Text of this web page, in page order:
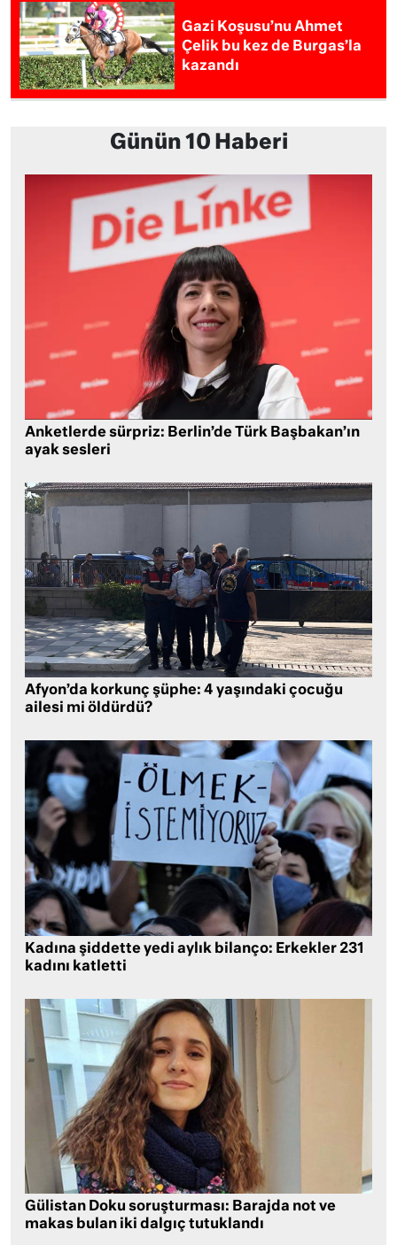
Gazi Koşusu’nu Ahmet
Çelik bu kez de Burgas’la
kazandı
Günün 10 Haberi
Anketlerde sürpriz: Berlin’de Türk Başbakan’ın
ayak sesleri
Afyon’da korkunç şüphe: 4 yaşındaki çocuğu
ailesi mi öldürdü?
Kadına şiddette yedi aylık bilanço: Erkekler 231
kadını katletti
Gülistan Doku soruşturması: Barajda not ve
makas bulan iki dalgıç tutuklandı